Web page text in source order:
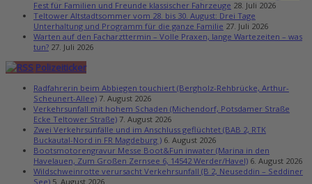
Fest für Familien und Freunde klassischer Fahrzeuge 28. Juli 2026
Teltower Altstadtsommer vom 28. bis 30. August: Drei Tage
Unterhaltung und Programm für die ganze Familie 27. Juli 2026
Warten auf den Facharzttermin – Volle Praxen, lange Wartezeiten – was
tun? 27. Juli 2026
Polizeiticker
Radfahrerin beim Abbiegen touchiert (Bergholz-Rehbrücke, Arthur-
Scheunert-Allee) 7. August 2026
Verkehrsunfall mit hohem Schaden (Michendorf, Potsdamer Straße
Ecke Teltower Straße) 7. August 2026
Zwei Verkehrsunfälle und im Anschluss geflüchtet (BAB 2, RTK
Buckautal-Nord in FR Magdeburg ) 6. August 2026
Bootsmotorengravur Messe Boot&Fun inwater (Marina in den
Havelauen, Zum Großen Zernsee 6, 14542 Werder/Havel) 6. August 2026
Wildschweinrotte verursacht Verkehrsunfall (B 2, Neuseddin – Seddiner
See) 5. August 2026